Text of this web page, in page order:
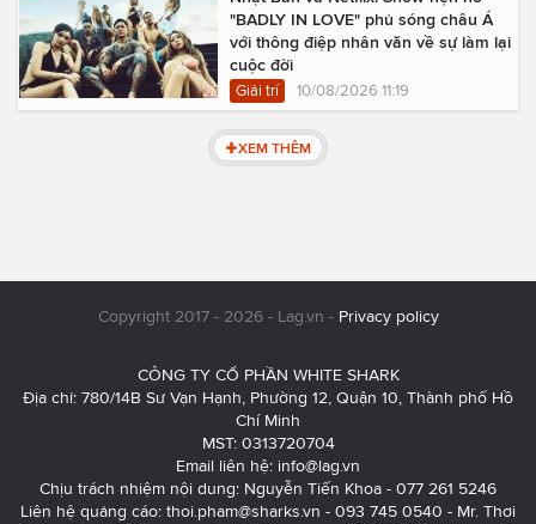
"BADLY IN LOVE" phủ sóng châu Á
với thông điệp nhân văn về sự làm lại
cuộc đời
Giải trí 10/08/2026 11:19
XEM THÊM
Copyright 2017 - 2026 - Lag.vn - Privacy policy
CÔNG TY CỔ PHẦN WHITE SHARK
Địa chỉ: 780/14B Sư Vạn Hạnh, Phường 12, Quận 10, Thành phố Hồ
Chí Minh
MST: 0313720704
Email liên hệ: info@lag.vn
Chịu trách nhiệm nội dung: Nguyễn Tiến Khoa - 077 261 5246
Liên hệ quảng cáo: thoi.pham@sharks.vn - 093 745 0540 - Mr. Thơi